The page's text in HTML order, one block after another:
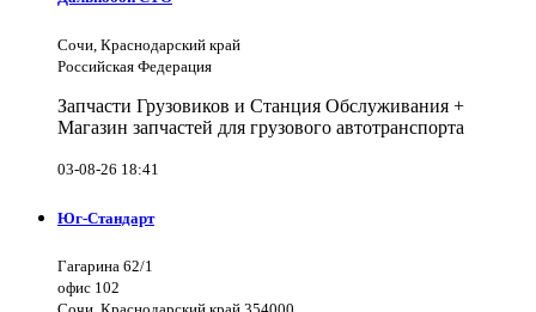
Сочи, Краснодарский край
Российская Федерация
Запчасти Грузовиков и Станция Обслуживания +
Магазин запчастей для грузового автотранспорта
03-08-26 18:41
Юг-Стандарт
Гагарина 62/1
офис 102